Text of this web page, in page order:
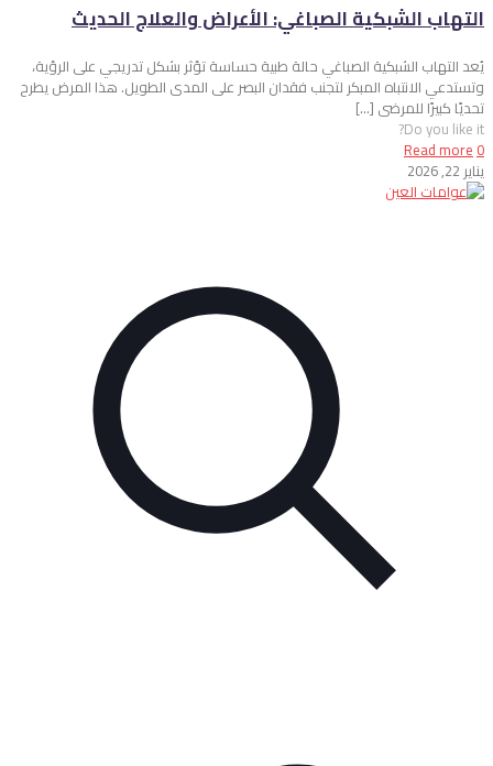
التهاب الشبكية الصباغي: الأعراض والعلاج الحديث
يُعد التهاب الشبكية الصباغي حالة طبية حساسة تؤثر بشكل تدريجي على الرؤية،
وتستدعي الانتباه المبكر لتجنب فقدان البصر على المدى الطويل. هذا المرض يطرح
تحديًا كبيرًا للمرضى […]
Do you like it?
0
Read more
يناير 22, 2026